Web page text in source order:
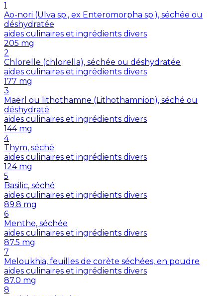
1
Ao-nori (Ulva sp., ex Enteromorpha sp.), séchée ou
déshydratée
aides culinaires et ingrédients divers
205 mg
2
Chlorelle (chlorella), séchée ou déshydratée
aides culinaires et ingrédients divers
177 mg
3
Maërl ou lithothamne (Lithothamnion), séché ou
déshydraté
aides culinaires et ingrédients divers
144 mg
4
Thym, séché
aides culinaires et ingrédients divers
124 mg
5
Basilic, séché
aides culinaires et ingrédients divers
89.8 mg
6
Menthe, séchée
aides culinaires et ingrédients divers
87.5 mg
7
Meloukhia, feuilles de corète séchées, en poudre
aides culinaires et ingrédients divers
87.0 mg
8